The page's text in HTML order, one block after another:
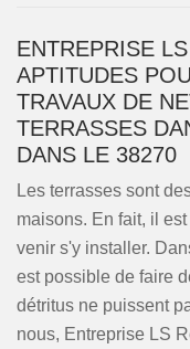
ENTREPRISE
APTITUDES
TRAVAUX DE
TERRASSES
DANS LE 38270
Les terrasses sont
maisons. En fait, il
venir s'y installer.
est possible de faire
détritus ne puissent
nous, Entreprise LS